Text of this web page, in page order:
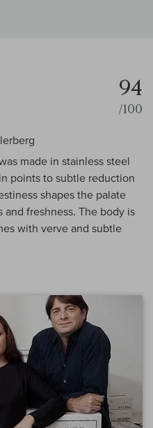
94
/100
made in stainless steel
points to subtle reduction
shapes the palate
freshness. The body is
with verve and subtle